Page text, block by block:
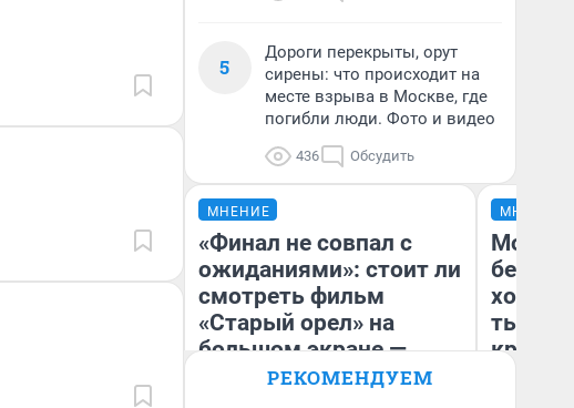
5
Дороги перекрыты, орут
сирены: что происходит на
месте взрыва в Москве, где
погибли люди. Фото и видео
436 Обсудить
МНЕНИЕ
«Финал не совпал с
ожиданиями»: стоит ли
смотреть фильм
«Старый орел» на
большом экране —
честная рецензия
МНЕНИЕ
Мой
хотела
тысяч,
РЕКОМЕНДУЕМ